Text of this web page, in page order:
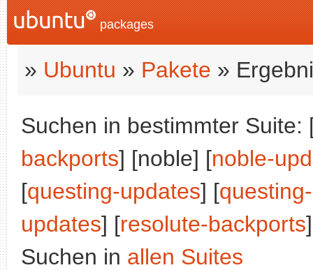
packages
» Ubuntu » Pakete »
Suchen in bestimmter Suite:
backports] [noble] [noble-
[questing-updates] [
updates] [resolute-backports
Suchen in allen Suites